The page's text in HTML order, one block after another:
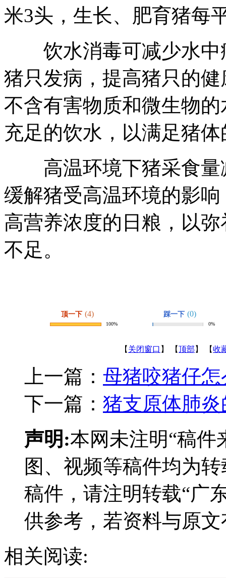
米3头，生长、肥育猪每
饮水消毒可减少水中
猪只发病，提高猪只的
不含有害物质和微生物
充足的饮水，以满足猪
高温环境下猪采食量
缓解猪受高温环境的影
高营养浓度的日粮，以
不足。
顶一下 (4)
100%
踩一下 (0)
0%
【 关闭窗口 】 【顶部 】 【收
上一篇： 母猪咬猪仔
下一篇： 猪支原体肺
声明:本网未注明“稿件
图、视频等稿件均为
稿件，请注明转载“广
供参考，若资料与原
相关阅读: